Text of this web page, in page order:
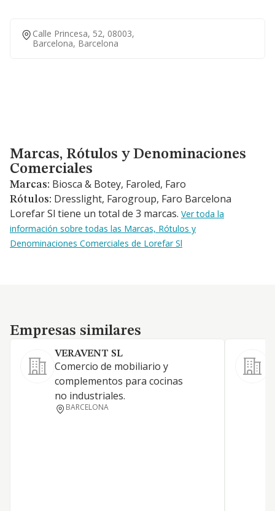
Calle Princesa, 52, 08003,
Barcelona, Barcelona
Marcas, Rótulos y Denominaciones Comerciales
Marcas, Rótulos y Denominaciones
Comerciales
Marcas: Biosca & Botey, Faroled, Faro
Rótulos: Dresslight, Farogroup, Faro Barcelona
Lorefar Sl tiene un total de 3 marcas. Ver toda la
información sobre todas las Marcas, Rótulos y
Denominaciones Comerciales de Lorefar Sl
Empresas similares
Empresas similares
VERAVENT SL
Comercio de mobiliario y
complementos para cocinas
no industriales.
BARCELONA